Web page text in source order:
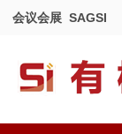
会议会展 SAGSI